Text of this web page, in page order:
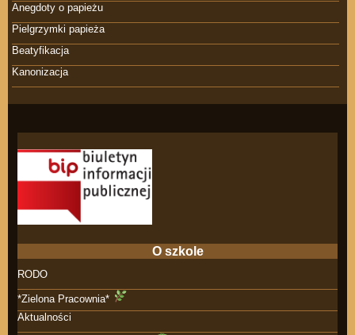
Anegdoty o papieżu
Pielgrzymki papieża
Beatyfikacja
Kanonizacja
O szkole
RODO
*Zielona Pracownia*
Aktualności